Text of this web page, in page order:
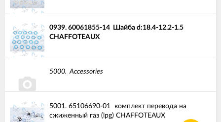
0939. 60061855-14 Шайба d:18.4-12.2-1.5
CHAFFOTEAUX
5000. Accessories
5001. 65106690-01 комплект перевода на
сжиженный газ (lpg) CHAFFOTEAUX